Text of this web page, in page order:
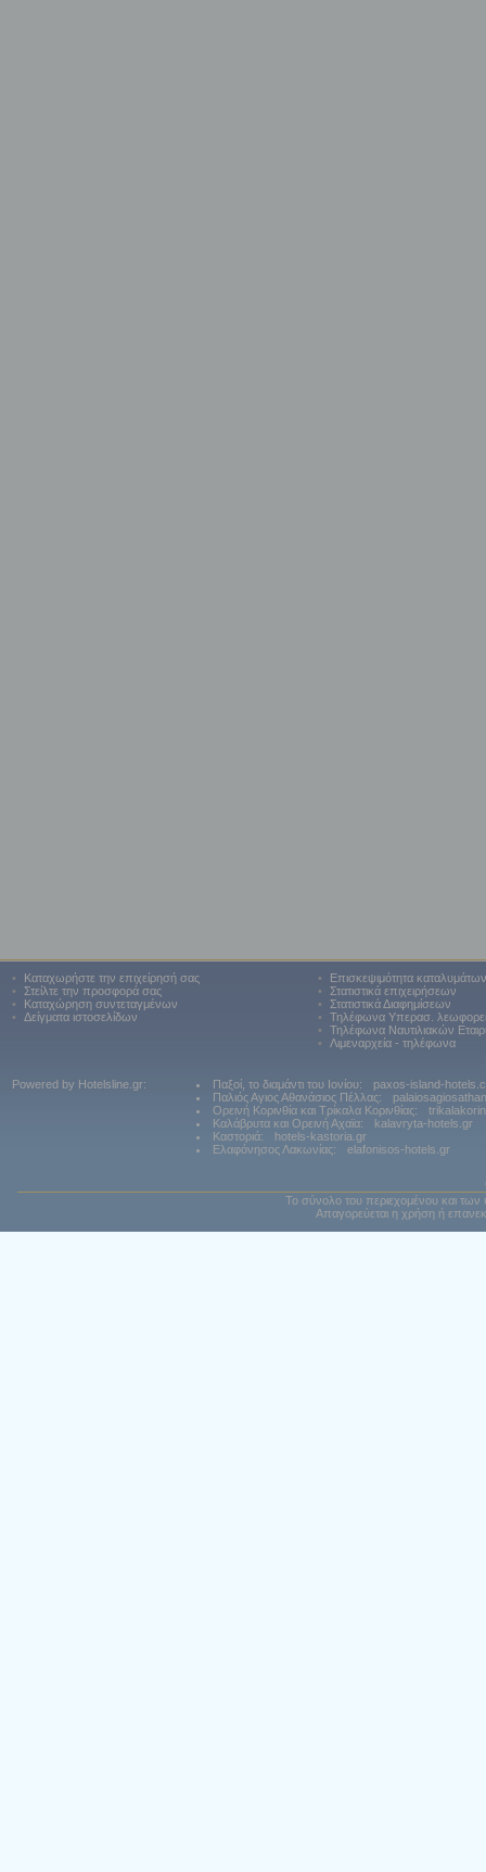
•
Καταχωρήστε την επιχείρησή σας
•
Στείλτε την προσφορά σας
•
Καταχώρηση συντεταγμένων
•
Δείγματα ιστοσελίδων
•
Επισκεψιμότητα καταλυμάτων
•
Στατιστικά επιχειρήσεων
•
Στατιστικά Διαφημίσεων
•
Τηλέφωνα Υπερασ.
•
Τηλέφωνα Ναυτιλιακών
•
Λιμεναρχεία - τηλέφωνα
Powered by Hotelsline.gr: Παξοί, το διαμάντι του Ιονίου:
paxos-island-
Παλιός Αγιος Αθανάσιος Πέλλας:
Ορεινή Κορινθία και Τρίκαλα Κορινθίας:
Καλάβρυτα και Ορεινή Αχαϊα:
kalavryta-hotels.gr
Καστοριά:
hotels-kastoria.gr
Ελαφόνησος Λακωνίας:
elafonisos-hotels.gr
Το σύνολο του περιεχομένου και των
Απαγορεύεται η χρήση ή